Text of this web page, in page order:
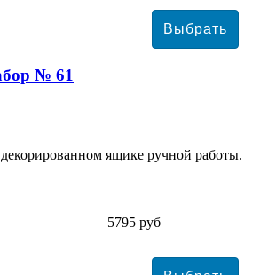
№ 61
ящике ручной работы.
5795 руб